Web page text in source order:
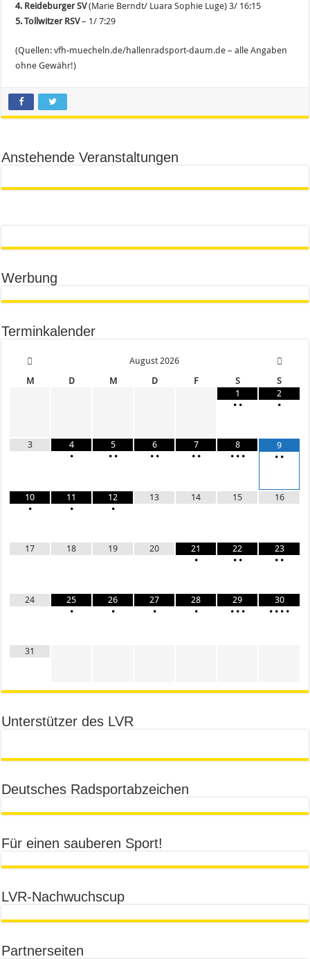
4. Reideburger SV(Marie Berndt/ Luara Sophie Luge) 3/ 16:15
5. Tollwitzer RSV– 1/ 7:29
(Quellen: vfh-muecheln.de/hallenradsport-daum.de – alle Angaben
ohne Gewähr!)
Anstehende Veranstaltungen
Werbung
Terminkalender
August 2026
M
D M D F S
S
1
• •
2
•
3
4
•
5
• •
6
• •
7
• •
8
• • •
9
• •
10
•
11
•
12
•
13 14 15 16
17 18 19 20
21
•
22
• •
23
• •
24
25
•
26
•
27
•
28
•
29
• • •
30
• • • •
31
Unterstützer des LVR
Deutsches Radsportabzeichen
Für einen sauberen Sport!
LVR-Nachwuchscup
Partnerseiten